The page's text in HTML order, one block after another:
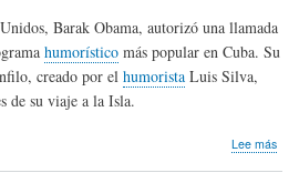
Barak Obama, autorizó una llamada
humorístico más popular en Cuba. Su
creado por el humorista Luis Silva,
de su viaje a la Isla.
Lee más